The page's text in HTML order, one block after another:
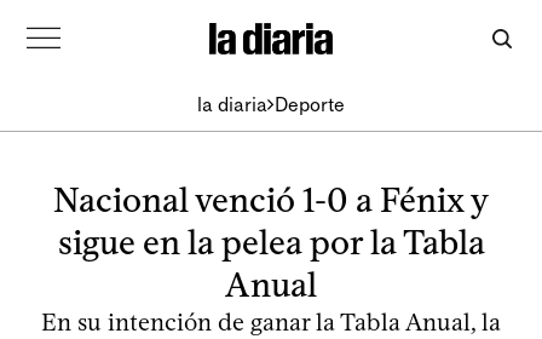
la diaria Deporte
Nacional venció 1-0 a Fénix y
sigue en la pelea por la Tabla
Anual
En su intención de ganar la Tabla Anual, la